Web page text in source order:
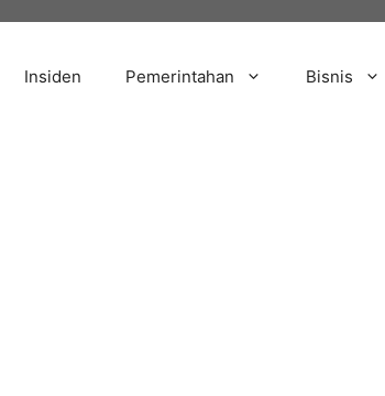
Insiden Pemerintahan Bisnis